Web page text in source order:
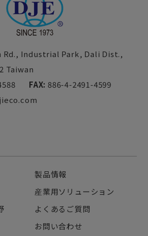
Rd., Industrial Park, Dali Dist.,
Taiwan
FAX: 886-4-2491-4599
製品情報
産業用ソリューション
よくあるご質問
お問い合わせ